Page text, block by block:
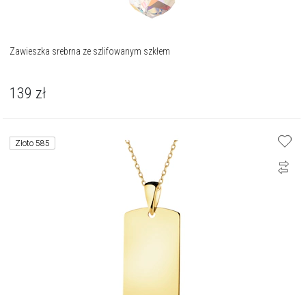
Zawieszka srebrna ze szlifowanym szkłem
139 zł
Złoto 585